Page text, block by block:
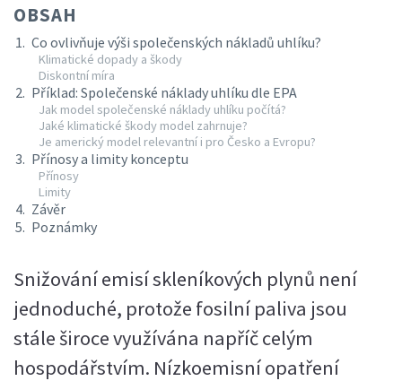
OBSAH
Co ovlivňuje výši společenských nákladů uhlíku?
Klimatické dopady a škody
Diskontní míra
Příklad: Společenské náklady uhlíku dle EPA
Jak model společenské náklady uhlíku počítá?
Jaké klimatické škody model zahrnuje?
Je americký model relevantní i pro Česko a Evropu?
Přínosy a limity konceptu
Přínosy
Limity
Závěr
Poznámky
Snižování emisí skleníkových plynů není
jednoduché, protože fosilní paliva jsou
stále široce využívána napříč celým
hospodářstvím. Nízkoemisní opatření